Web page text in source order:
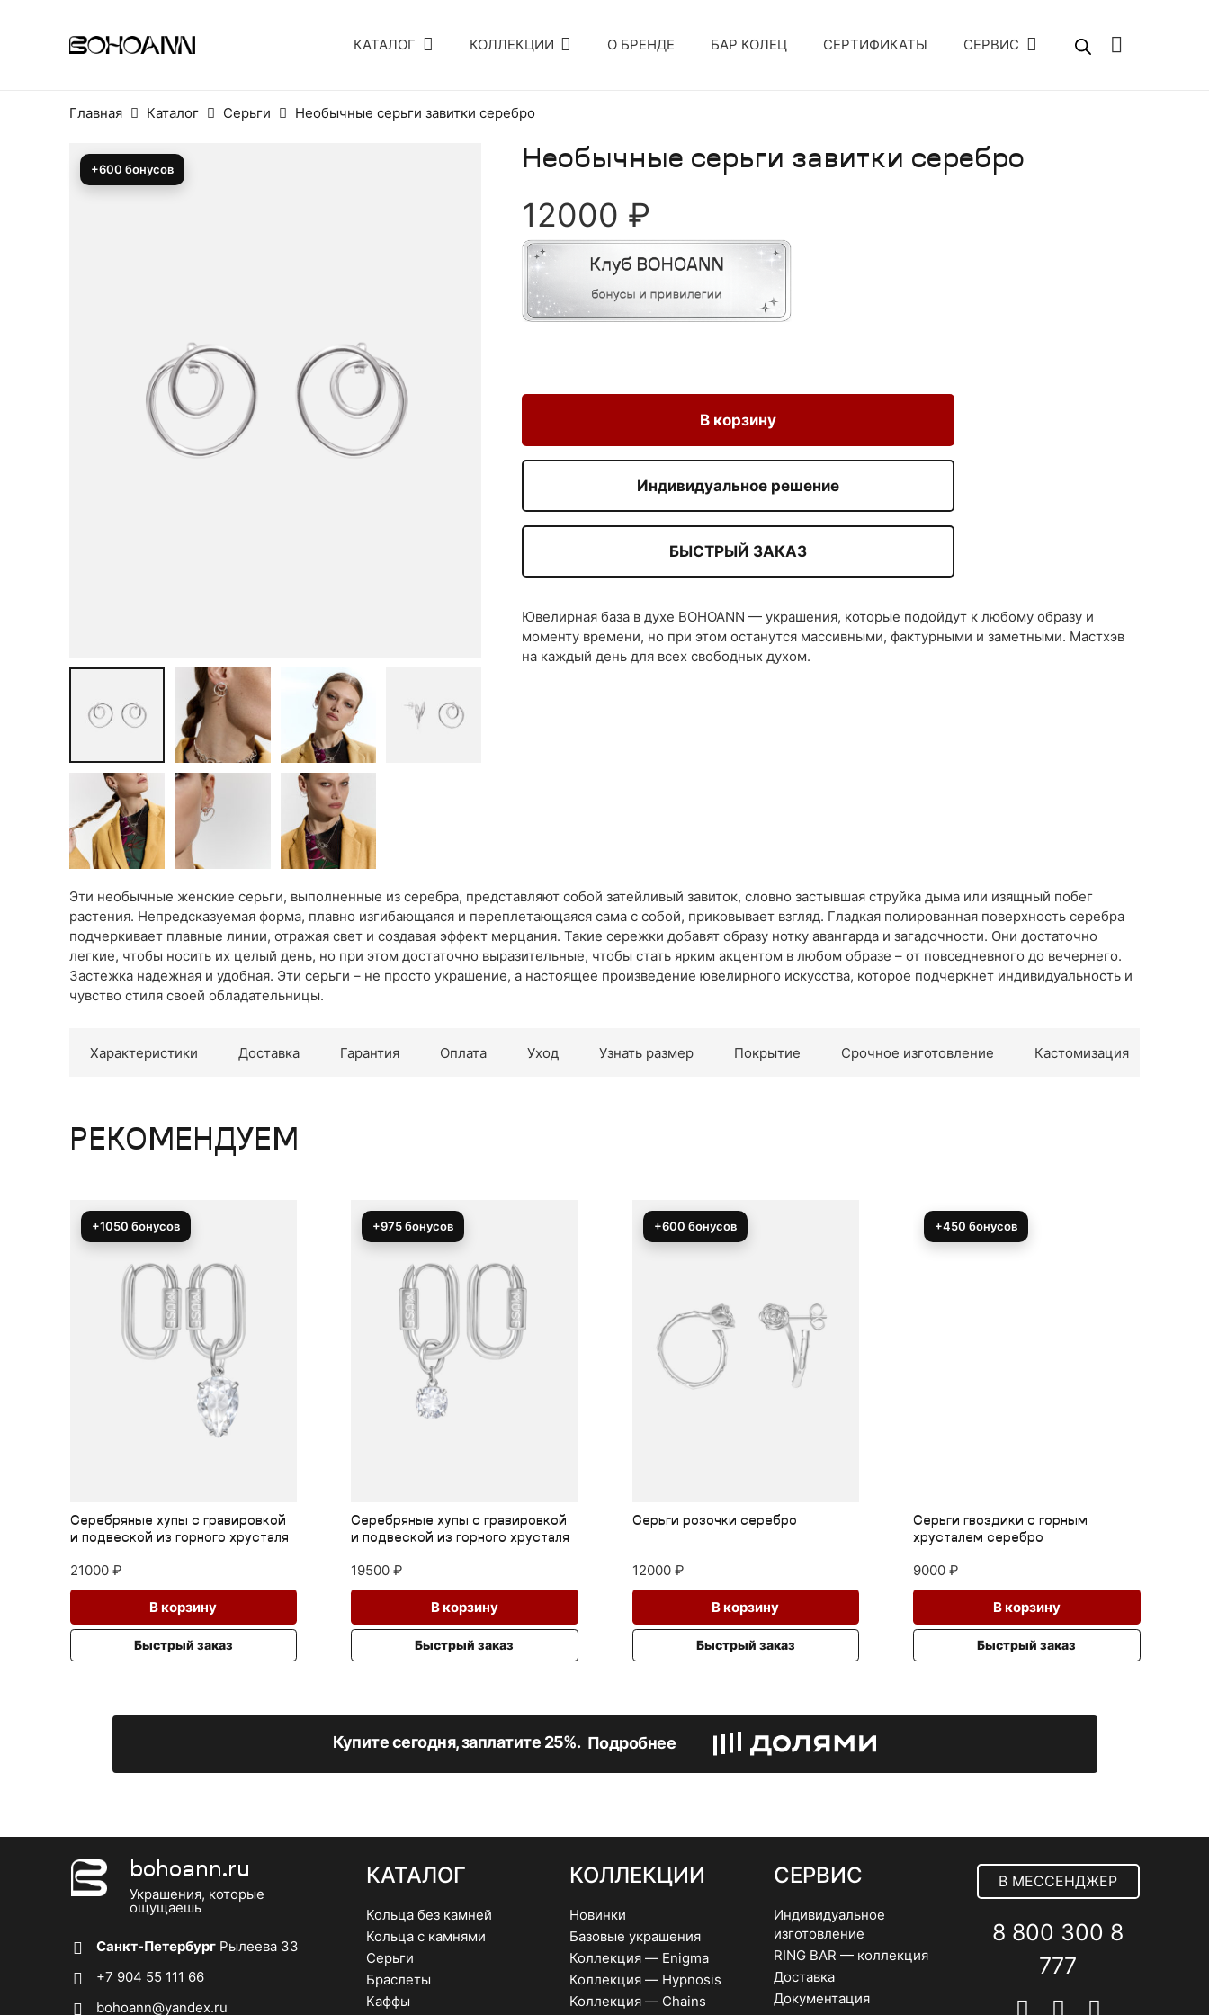
КАТАЛОГ КОЛЛЕКЦИИ О БРЕНДЕ БАР КОЛЕЦ СЕРТИФИКАТЫ СЕРВИС
Главная Каталог Серьги Необычные серьги завитки серебро
+600 бонусов Необычные серьги завитки серебро
12000 ₽
В корзину
Индивидуальное решение
БЫСТРЫЙ ЗАКАЗ
Ювелирная база в духе BOHOANN — украшения, которые подойдут к любому образу и
моменту времени, но при этом останутся массивными, фактурными и заметными. Мастхэв
на каждый день для всех свободных духом.
Эти необычные женские серьги, выполненные из серебра, представляют собой затейливый завиток, словно застывшая струйка дыма или изящный побег
растения. Непредсказуемая форма, плавно изгибающаяся и переплетающаяся сама с собой, приковывает взгляд. Гладкая полированная поверхность серебра
подчеркивает плавные линии, отражая свет и создавая эффект мерцания. Такие сережки добавят образу нотку авангарда и загадочности. Они достаточно
легкие, чтобы носить их целый день, но при этом достаточно выразительные, чтобы стать ярким акцентом в любом образе – от повседневного до вечернего.
Застежка надежная и удобная. Эти серьги – не просто украшение, а настоящее произведение ювелирного искусства, которое подчеркнет индивидуальность и
чувство стиля своей обладательницы.
Характеристики Доставка Гарантия Оплата Уход Узнать размер Покрытие Срочное изготовление Кастомизация
РЕКОМЕНДУЕМ
+1050 бонусов
Серебряные хупы с гравировкой
и подвеской из горного хрусталя
21000 ₽
В корзину
Быстрый заказ
+975 бонусов
Серебряные хупы с гравировкой
и подвеской из горного хрусталя
19500 ₽
В корзину
Быстрый заказ
+600 бонусов
Серьги розочки серебро
12000 ₽
В корзину
Быстрый заказ
+450 бонусов
Серьги гвоздики с горным
хрусталем серебро
9000 ₽
В корзину
Быстрый заказ
Купите сегодня, заплатите 25%. Подробнее
bohoann.ru
Украшения, которые
ощущаешь
Санкт-Петербург Рылеева 33
+7 904 55 111 66
bohoann@yandex.ru
КАТАЛОГ
Кольца без камней
Кольца с камнями
Серьги
Браслеты
Каффы
КОЛЛЕКЦИИ
Новинки
Базовые украшения
Коллекция — Enigma
Коллекция — Hypnosis
Коллекция — Chains
СЕРВИС
Индивидуальное
изготовление
RING BAR — коллекция
Доставка
Документация
В МЕССЕНДЖЕР
8 800 300 8
777